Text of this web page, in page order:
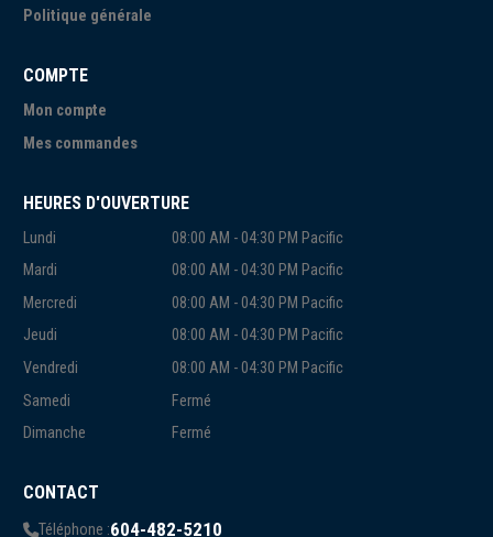
Politique générale
COMPTE
Mon compte
Mes commandes
HEURES D'OUVERTURE
Lundi
08:00 AM - 04:30 PM Pacific
Mardi
08:00 AM - 04:30 PM Pacific
Mercredi
08:00 AM - 04:30 PM Pacific
Jeudi
08:00 AM - 04:30 PM Pacific
Vendredi
08:00 AM - 04:30 PM Pacific
Samedi
Fermé
Dimanche
Fermé
CONTACT
Téléphone :604-482-5210